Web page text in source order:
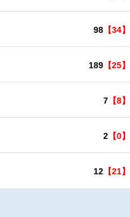
【34】
98
【25】
189
【8】
7
【0】
2
【21】
12